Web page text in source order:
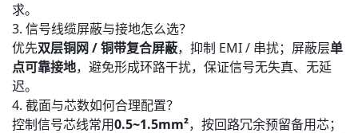
求。
3. 信号线缆屏蔽与接地怎么选？
优先双层铜网 / 铜带复合屏蔽，抑制 EMI / 串扰；屏蔽层单
点可靠接地，避免形成环路干扰，保证信号无失真、无延
迟。
4. 截面与芯数如何合理配置？
控制信号芯线常用0.5~1.5mm²，按回路冗余预留备用芯；